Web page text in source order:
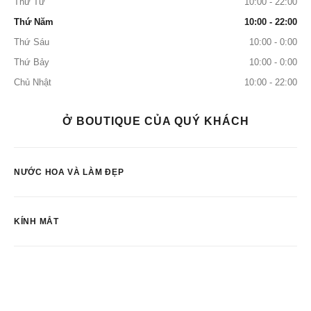
Thứ Năm
10:00 - 22:00
Thứ Sáu
10:00 - 0:00
Thứ Bảy
10:00 - 0:00
Chủ Nhật
10:00 - 22:00
Ở BOUTIQUE CỦA QUÝ KHÁCH
NƯỚC HOA VÀ LÀM ĐẸP
KÍNH MẮT